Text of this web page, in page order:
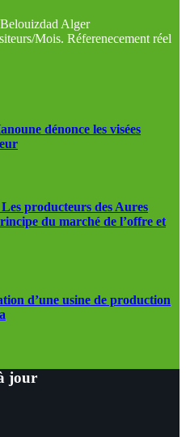
Alger
Mois. Réferenecement réel
dénonce les visées
producteurs des Aures
du marché de l’offre et
d’une usine de production
jour